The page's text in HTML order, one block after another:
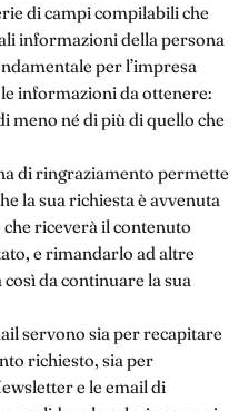
di campi compilabili che
informazioni della persona
per l’impresa
informazioni da ottenere:
meno né di più di quello che
di ringraziamento permette
la sua richiesta è avvenuta
che riceverà il contenuto
e rimandarlo ad altre
da continuare la sua
servono sia per recapitare
richiesto, sia per
e le email di